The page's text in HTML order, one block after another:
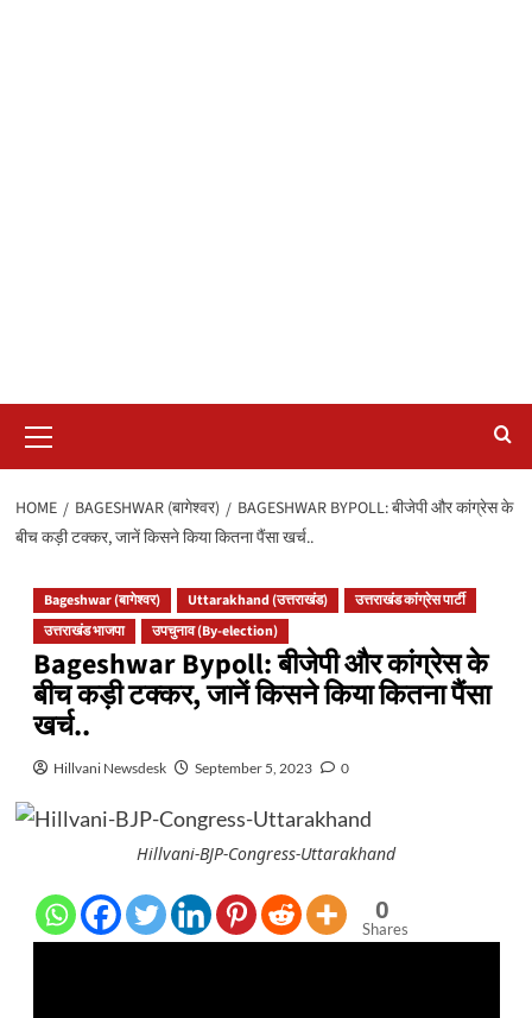
Menu
HOME BAGESHWAR (बागेश्वर)
BAGESHWAR BYPOLL: बीजेपी और कांग्रेस के
बीच कड़ी टक्कर, जानें किसने किया कितना पैंसा खर्च..
Bageshwar (बागेश्वर) Uttarakhand (उत्तराखंड)
उत्तराखंड कांग्रेस पार्टी
उत्तराखंड भाजपा
उपचुनाव (By-election)
Bageshwar Bypoll: बीजेपी और कांग्रेस के
बीच कड़ी टक्कर, जानें किसने किया कितना पैंसा
खर्च..
Hillvani Newsdesk September 5, 2023 0
Hillvani-BJP-Congress-Uttarakhand
0
Shares